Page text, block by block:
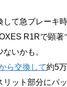
て急ブレーキ
R1Rで顕
いかも。
ら交換して約5
リット部分にパ